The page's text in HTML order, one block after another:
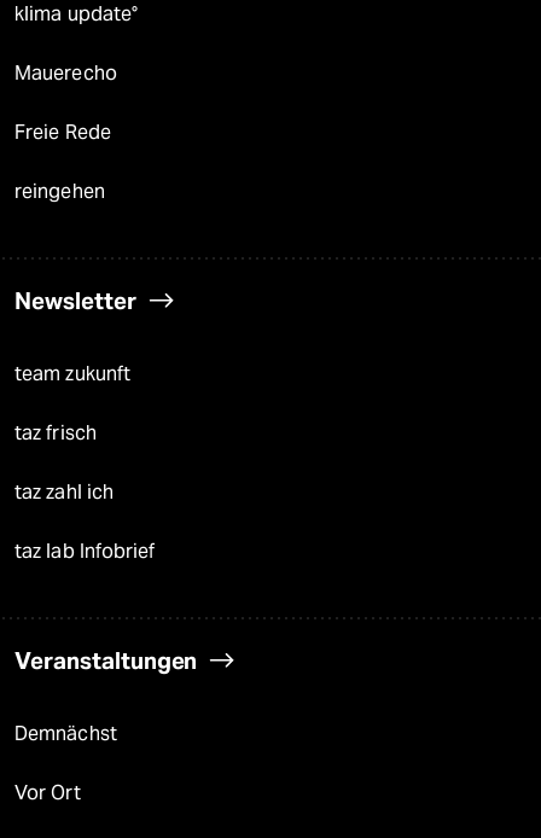
klima update°
Mauerecho
Freie Rede
reingehen
Newsletter
team zukunft
taz frisch
taz zahl ich
taz lab Infobrief
Veranstaltungen
Demnächst
Vor Ort